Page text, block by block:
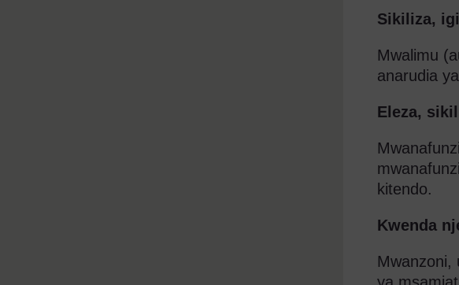
Sikiliza,
Mwalimu
anarudia
Eleza,
kitendo.
Kwenda
Mwanzoni,